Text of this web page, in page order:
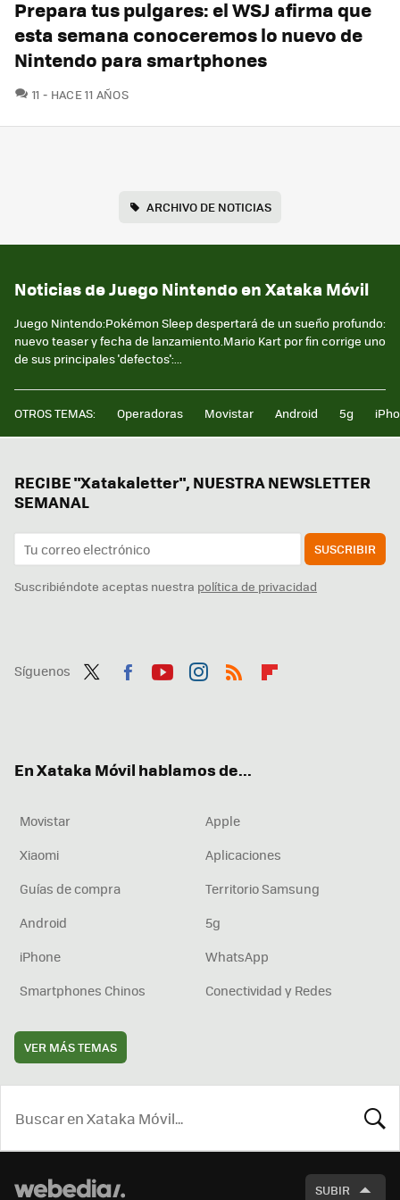
Prepara tus pulgares: el WSJ afirma que
esta semana conoceremos lo nuevo de
Nintendo para smartphones
11 COMENTARIOS
HACE 11 AÑOS
ARCHIVO DE NOTICIAS
Noticias de Juego Nintendo en Xataka Móvil
Juego Nintendo:Pokémon Sleep despertará de un sueño profundo:
nuevo teaser y fecha de lanzamiento.Mario Kart por fin corrige uno
de sus principales 'defectos':...
OTROS TEMAS: Operadoras Movistar Android 5g
RECIBE "Xatakaletter", NUESTRA NEWSLETTER
SEMANAL
SUSCRIBIR
Suscribiéndote aceptas nuestra política de privacidad
Síguenos
En Xataka Móvil hablamos de...
Movistar
Apple
Xiaomi
Aplicaciones
Guías de compra
Territorio Samsung
Android
5g
iPhone
WhatsApp
Smartphones Chinos
Conectividad y Redes
VER MÁS TEMAS
SUBIR